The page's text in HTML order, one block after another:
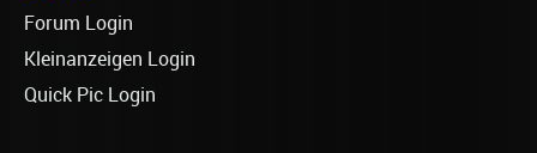
Forum Login
Kleinanzeigen Login
Quick Pic Login